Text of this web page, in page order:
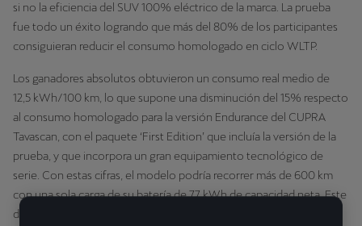
si no la eficiencia del SUV 100% eléctrico de la marca. La prueba
fue todo un éxito logrando que más del 80% de los participantes
consiguieran reducir el consumo homologado en ciclo WLTP.
Los ganadores absolutos obtuvieron un consumo real medio de
12,5 kWh/100 km, lo que supone una disminución del 15% respecto
al consumo homologado para la versión Endurance del CUPRA
Tavascan, con el paquete ‘First Edition’ que incluía la versión de la
prueba, y que incorpora un gran equipamiento tecnológico de
serie. Con estas cifras, el modelo podría recorrer más de 600 km
con una sola carga de su batería de 77 kWh de capacidad neta. Este
dato refuerza la capacidad del modelo para ofrecer una